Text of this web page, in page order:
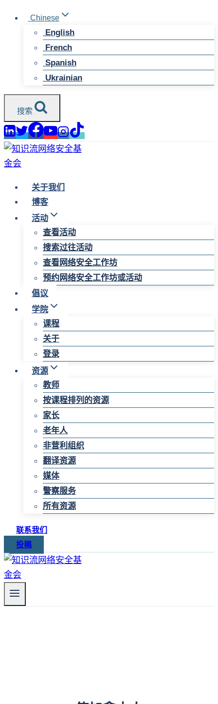
Chinese
English
French
Spanish
Ukrainian
搜索
关于我们
博客
活动
查看活动
搜索过往活动
查看网络安全工作坊
预约网络安全工作坊或活动
倡议
学院
课程
关于
登录
资源
教师
按课程排列的资源
家长
老年人
非营利组织
翻译资源
媒体
警察服务
所有资源
联系我们
投稿